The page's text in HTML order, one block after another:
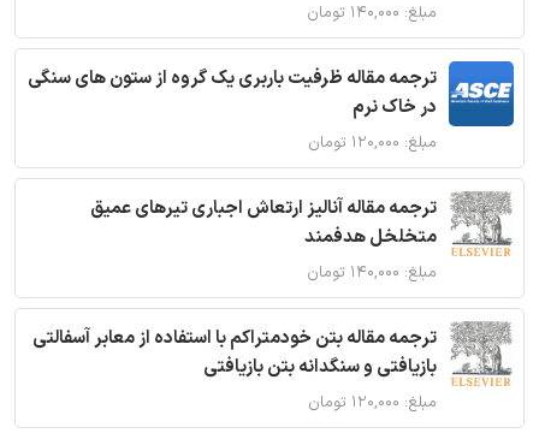
مبلغ: ۱۴۰,۰۰۰ تومان
ترجمه مقاله ظرفیت باربری یک گروه از ستون های سنگی
در خاک نرم
مبلغ: ۱۲۰,۰۰۰ تومان
ترجمه مقاله آنالیز ارتعاش اجباری تیرهای عمیق
متخلخل هدفمند
مبلغ: ۱۴۰,۰۰۰ تومان
ترجمه مقاله بتن خودمتراکم با استفاده از معابر آسفالتی
بازیافتی و سنگدانه بتن بازیافتی
مبلغ: ۱۲۰,۰۰۰ تومان